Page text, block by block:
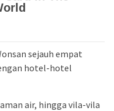
sejauh empat
hotel-hotel
air, hingga vila-vila